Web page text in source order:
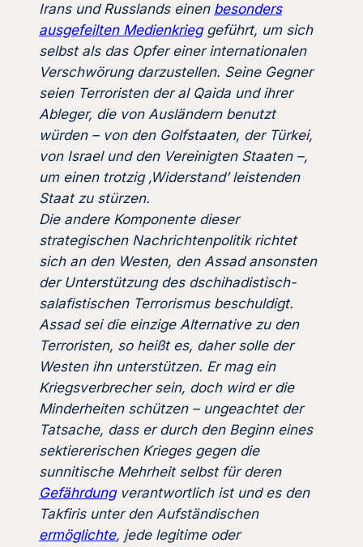
Irans und Russlands einen besonders
ausgefeilten Medienkrieggeführt, um sich
selbst als das Opfer einer internationalen
Verschwörung darzustellen. Seine Gegner
seien Terroristen der al Qaida und ihrer
Ableger, die von Ausländern benutzt
würden – von den Golfstaaten, der Türkei,
von Israel und den Vereinigten Staaten –,
um einen trotzig ‚Widerstand’ leistenden
Staat zu stürzen.
Die andere Komponente dieser
strategischen Nachrichtenpolitik richtet
sich an den Westen, den Assad ansonsten
der Unterstützung des dschihadistisch-
salafistischen Terrorismus beschuldigt.
Assad sei die einzige Alternative zu den
Terroristen, so heißt es, daher solle der
Westen ihn unterstützen. Er mag ein
Kriegsverbrecher sein, doch wird er die
Minderheiten schützen – ungeachtet der
Tatsache, dass er durch den Beginn eines
sektiererischen Krieges gegen die
sunnitische Mehrheit selbst für deren
Gefährdungverantwortlich ist und es den
Takfiris unter den Aufständischen
ermöglichte, jede legitime oder